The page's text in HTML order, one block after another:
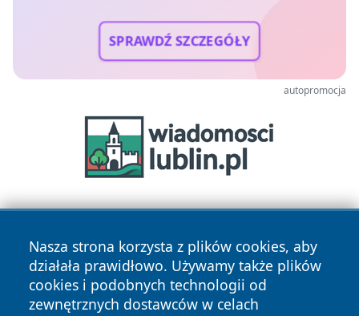
SPRAWDŹ SZCZEGÓŁY
autopromocja
Nasza strona korzysta z plików cookies, aby
działała prawidłowo. Używamy także plików
cookies i podobnych technologii od
zewnętrznych dostawców w celach
Copyright © 2026 wejherowski24.pl Wszystkie prawa